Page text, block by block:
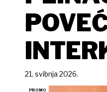
21. svibnja 2026.